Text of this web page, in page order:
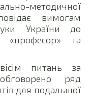
методичної
вимогам
України до
«професор» та
питань за
ряд
для подальшої